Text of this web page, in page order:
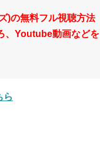
)の無料フル視聴方法
、Youtube動画などを
ら